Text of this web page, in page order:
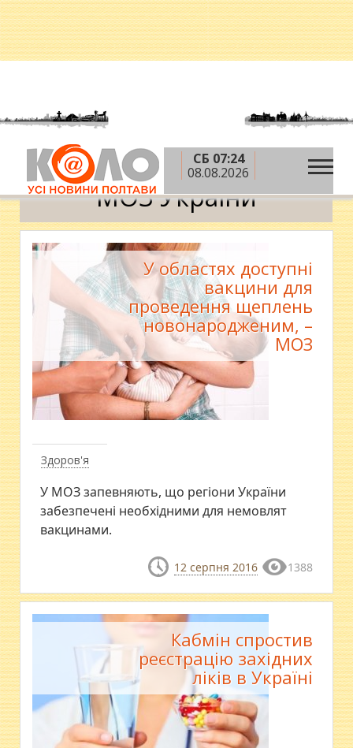
СБ 07:24
08.08.2026
Головна » МОЗ України
МОЗ України
Здоров'я
У областях доступні
вакцини для
проведення щеплень
новонародженим, –
МОЗ
У МОЗ запевняють, що регіони України
забезпечені необхідними для немовлят
вакцинами.
12 серпня 2016 1388
Кабмін спростив
реєстрацію західних
ліків в Україні